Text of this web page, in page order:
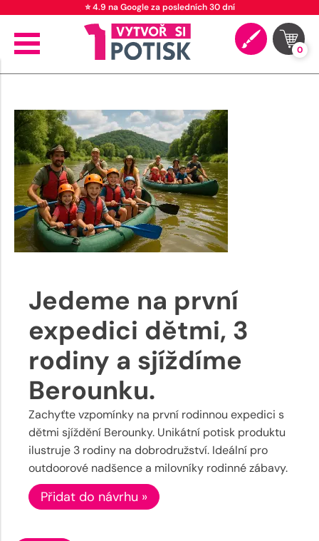
⭐ 4.9 na Google za posledních 30 dní
0
Jedeme na první
expedici dětmi, 3
rodiny a sjíždíme
Berounku.
Zachyťte vzpomínky na první rodinnou expedici s
dětmi sjíždění Berounky. Unikátní potisk produktu
ilustruje 3 rodiny na dobrodružství. Ideální pro
outdoorové nadšence a milovníky rodinné zábavy.
Přidat do návrhu »